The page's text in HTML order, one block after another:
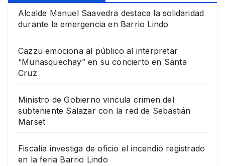
Alcalde Manuel Saavedra destaca la solidaridad
durante la emergencia en Barrio Lindo
Cazzu emociona al público al interpretar
“Munasquechay” en su concierto en Santa
Cruz
Ministro de Gobierno vincula crimen del
subteniente Salazar con la red de Sebastián
Marset
Fiscalía investiga de oficio el incendio registrado
en la feria Barrio Lindo